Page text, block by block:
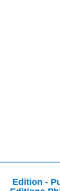
Edition -